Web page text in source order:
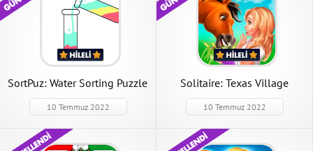
SortPuz: Water Sorting Puzzle
Game
10 Temmuz 2022
Solitaire: Texas Village
10 Temmuz 2022